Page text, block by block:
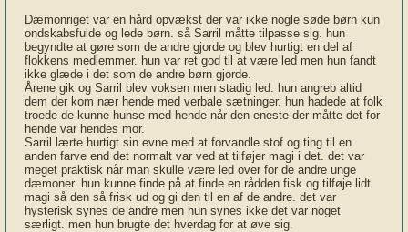
Dæmonriget var en hård opvækst der var ikke nogle søde børn kun
ondskabsfulde og lede børn. så Sarril måtte tilpasse sig. hun
begyndte at gøre som de andre gjorde og blev hurtigt en del af
flokkens medlemmer. hun var ret god til at være led men hun fandt
ikke glæde i det som de andre børn gjorde.
Årene gik og Sarril blev voksen men stadig led. hun angreb altid
dem der kom nær hende med verbale sætninger. hun hadede at folk
troede de kunne hunse med hende når den eneste der måtte det for
hende var hendes mor.
Sarril lærte hurtigt sin evne med at forvandle stof og ting til en
anden farve end det normalt var ved at tilføjer magi i det. det var
meget praktisk når man skulle være led over for de andre unge
dæmoner. hun kunne finde på at finde en rådden fisk og tilføje lidt
magi så den så frisk ud og gi den til en af de andre. det var
hysterisk synes de andre men hun synes ikke det var noget
særligt. men hun brugte det hverdag for at øve sig.